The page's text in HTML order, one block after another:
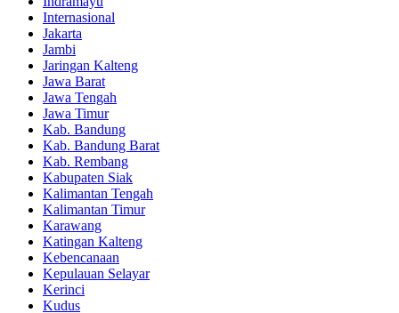
Internasional
Jakarta
Jambi
Jaringan Kalteng
Jawa Barat
Jawa Tengah
Jawa Timur
Kab. Bandung
Kab. Bandung Barat
Kab. Rembang
Kabupaten Siak
Kalimantan Tengah
Kalimantan Timur
Karawang
Katingan Kalteng
Kebencanaan
Kepulauan Selayar
Kerinci
Kudus